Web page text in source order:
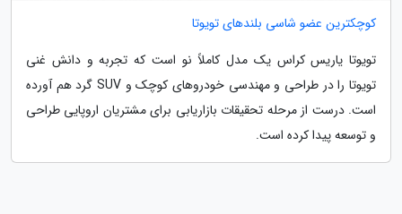
کوچکترین عضو شاسی بلندهای تویوتا
تویوتا یاریس کراس یک مدل کاملاً نو است که تجربه و دانش غنی
تویوتا را در طراحی و مهندسی خودروهای کوچک و SUV گرد هم آورده
است. درست از مرحله تحقیقات بازاریابی برای مشتریان اروپایی طراحی
و توسعه پیدا کرده است.